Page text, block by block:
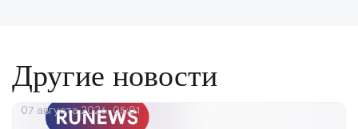
Другие новости
07 августа 2026, 05:01